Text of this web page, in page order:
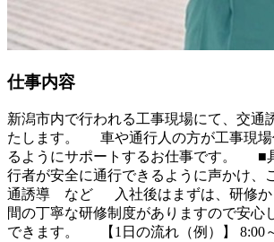
仕事内容
新潟市内で行われる工事現場にて、交通
たします。 車や通行人の方が工事現場
るようにサポートするお仕事です。 ■
行者が安全に通行できるように声かけ、
通誘導 など 入社後はまずは、研修か
間の丁寧な研修制度がありますので安心
できます。 【1日の流れ（例）】 8:00